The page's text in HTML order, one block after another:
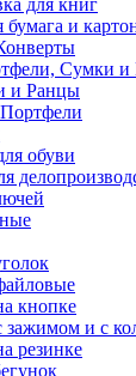
для книг
бумага и
Сумки
и Ранцы
обуви
кнопке
зажимом и с
резинке